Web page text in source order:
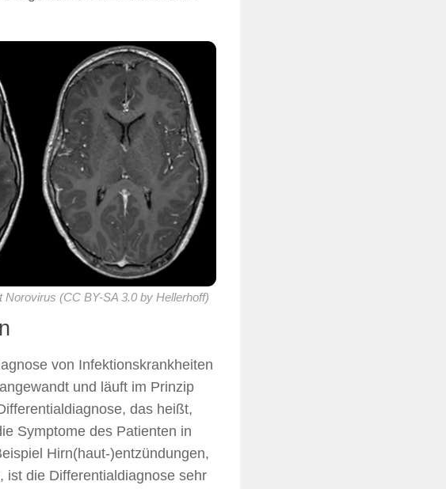
(CC BY-SA 3.0 by Hellerhoff)
von Infektionskrankheiten
und läuft im Prinzip
das heißt,
Symptome des Patienten in
Hirn(haut-)entzündungen,
ist die Differentialdiagnose sehr